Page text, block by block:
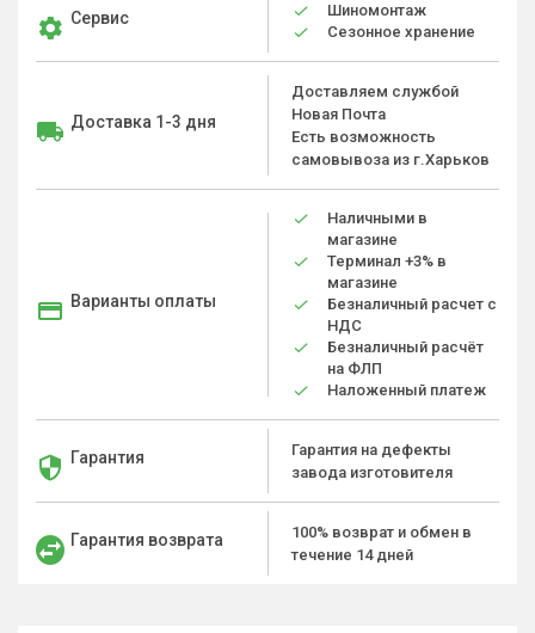
Сервис
Шиномонтаж
Сезонное хранение
Доставка 1-3 дня
Доставляем службой
Новая Почта
Есть возможность
самовывоза из г.Харьков
Варианты оплаты
Наличными в
магазине
Терминал +3% в
магазине
Безналичный расчет с
НДС
Безналичный расчёт
на ФЛП
Наложенный платеж
Гарантия
Гарантия на дефекты
завода изготовителя
Гарантия возврата
100% возврат и обмен в
течение 14 дней